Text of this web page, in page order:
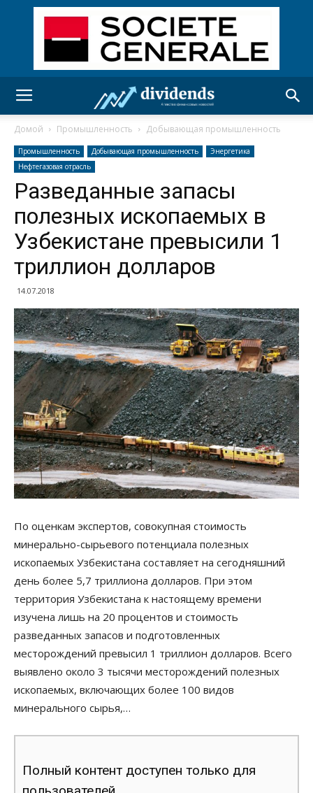
Домой Промышленность Добывающая промышленность
Промышленность Добывающая промышленность
Энергетика
Нефтегазовая отрасль
Разведанные запасы
полезных ископаемых в
Узбекистане превысили 1
триллион долларов
14.07.2018
По оценкам экспертов, совокупная стоимость
минерально-сырьевого потенциала полезных
ископаемых Узбекистана составляет на сегодняшний
день более 5,7 триллиона долларов. При этом
территория Узбекистана к настоящему времени
изучена лишь на 20 процентов и стоимость
разведанных запасов и подготовленных
месторождений превысил 1 триллион долларов. Всего
выявлено около 3 тысячи месторождений полезных
ископаемых, включающих более 100 видов
минерального сырья,…
Полный контент доступен только для